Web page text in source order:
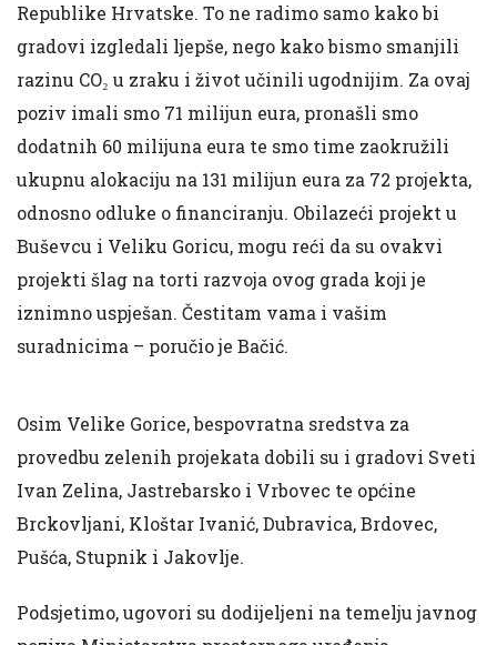
Republike Hrvatske. To ne radimo samo kako bi
gradovi izgledali ljepše, nego kako bismo smanjili
razinu CO₂ u zraku i život učinili ugodnijim. Za ovaj
poziv imali smo 71 milijun eura, pronašli smo
dodatnih 60 milijuna eura te smo time zaokružili
ukupnu alokaciju na 131 milijun eura za 72 projekta,
odnosno odluke o financiranju. Obilazeći projekt u
Buševcu i Veliku Goricu, mogu reći da su ovakvi
projekti šlag na torti razvoja ovog grada koji je
iznimno uspješan. Čestitam vama i vašim
suradnicima – poručio je Bačić.
Osim Velike Gorice, bespovratna sredstva za
provedbu zelenih projekata dobili su i gradovi Sveti
Ivan Zelina, Jastrebarsko i Vrbovec te općine
Brckovljani, Kloštar Ivanić, Dubravica, Brdovec,
Pušća, Stupnik i Jakovlje.
Podsjetimo, ugovori su dodijeljeni na temelju javnog